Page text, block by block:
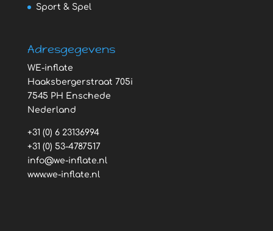
Sport & Spel
Adresgegevens
WE-inflate
Haaksbergerstraat 705i
7545 PH Enschede
Nederland
+31 (0) 6 23136994
+31 (0) 53-4787517
info@we-inflate.nl
www.we-inflate.nl